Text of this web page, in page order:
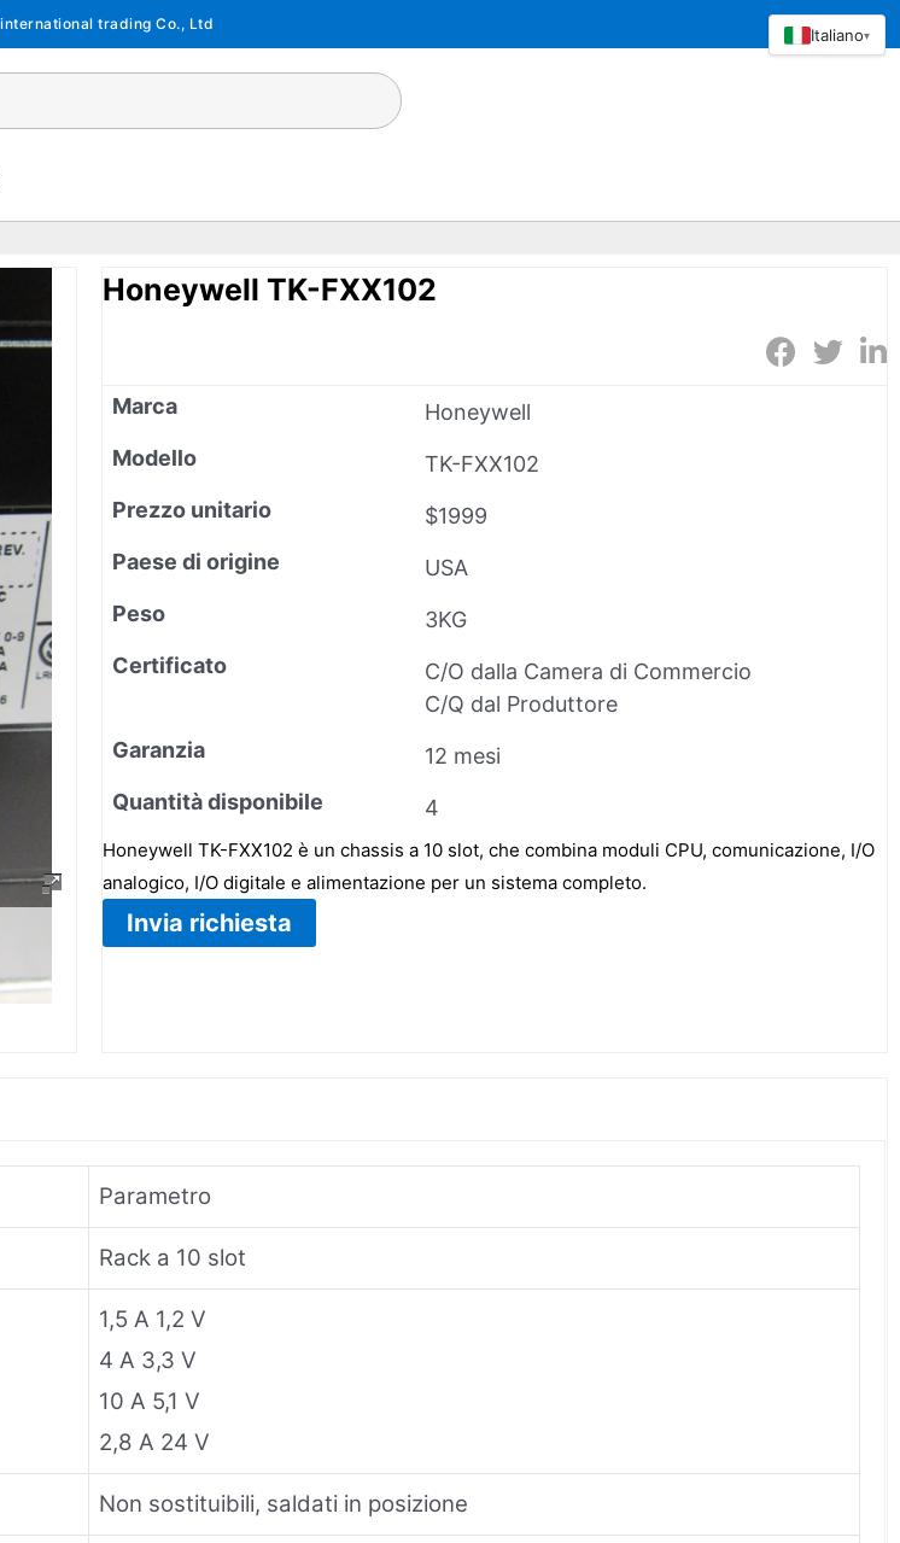
trading Co., Ltd
Honeywell TK-FXX102
Marca
Honeywell
Modello
TK-FXX102
Prezzo unitario
$1999
Paese di origine
USA
Peso
3KG
Certificato
C/O dalla Camera di Commercio
C/Q dal Produttore
Garanzia
12 mesi
Quantità disponibile
4
Honeywell TK-FXX102 è un chassis a 10 slot, che combina moduli CPU, comunicazione, I/O
analogico, I/O digitale e alimentazione per un sistema completo.
Invia richiesta
Parametro
Rack a 10 slot
1,5 A 1,2 V
4 A 3,3 V
10 A 5,1 V
2,8 A 24 V
Non sostituibili, saldati in posizione
Italiano▾